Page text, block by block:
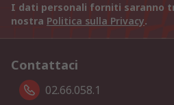
I dati personali forniti saranno
nostra Politica sulla Privacy.
Contattaci
02.66.058.1